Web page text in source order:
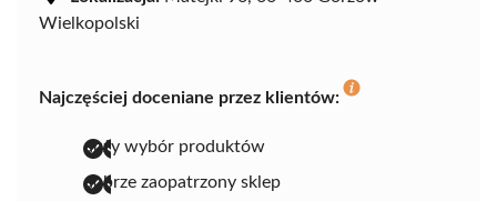
Wielkopolski
Najczęściej doceniane przez klientów:
duży wybór produktów
dobrze zaopatrzony sklep